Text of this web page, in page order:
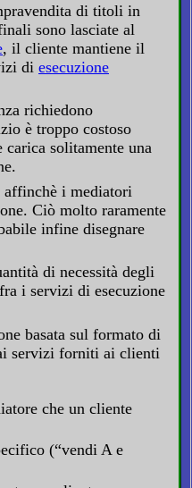
di titoli in
sono lasciate al
, il cliente mantiene il
di esecuzione
richiedono
è troppo costoso
solitamente una
affinchè i mediatori
Ciò molto raramente
infine disegnare
di necessità degli
i servizi di esecuzione
basata sul formato di
servizi forniti ai clienti
che un cliente
(“vendi A e